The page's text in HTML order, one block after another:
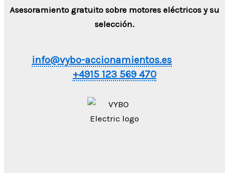
Asesoramiento gratuito sobre motores eléctricos y su
selección.
info@vybo-accionamientos.es
+4915 123 569 470